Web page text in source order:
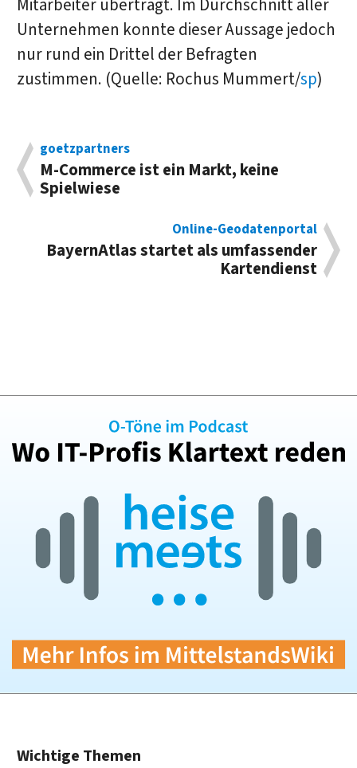
Mitarbeiter überträgt. Im Durchschnitt aller
Unternehmen konnte dieser Aussage jedoch
nur rund ein Drittel der Befragten
zustimmen. (Quelle: Rochus Mummert/sp)
goetzpartners
M-Commerce ist ein Markt, keine
Spielwiese
Online-Geodatenportal
BayernAtlas startet als umfassender
Kartendienst
Wichtige Themen